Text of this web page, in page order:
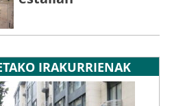
IRAKURRIENAK